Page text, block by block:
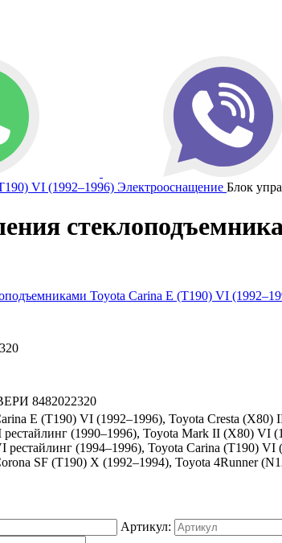
VI (1992–1996) Электрооснащение Блок
8482022320
E (T190) VI (1992–1996), Toyota Cresta
(1990–1996), Toyota Mark II (X80) VI
рестайлинг (1994–1996), Toyota Carina (T190)
SF (T190) X (1992–1994), Toyota 4Runner
Артикул: